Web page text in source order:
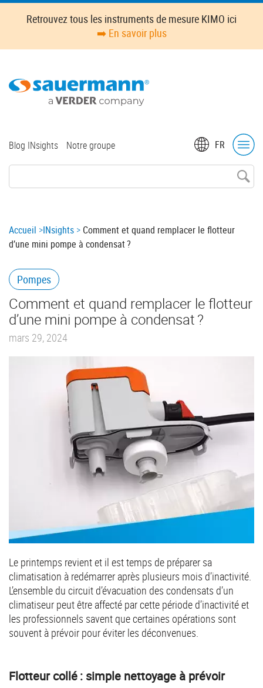
Skip
content
Retrouvez tous les instruments de mesure KIMO ici
➡️ En savoir plus
FR
Top
Blog INsights Notre groupe
Breadcrumb
Accueil INsights
Comment et quand remplacer le flotteur
d’une mini pompe à condensat ?
Pompes
Comment et quand remplacer le flotteur
d’une mini pompe à condensat ?
mars 29, 2024
Le printemps revient et il est temps de préparer sa
climatisation à redémarrer après plusieurs mois d’inactivité.
L’ensemble du circuit d’évacuation des condensats d’un
climatiseur peut être affecté par cette période d’inactivité et
les professionnels savent que certaines opérations sont
souvent à prévoir pour éviter les déconvenues.
Flotteur collé : simple nettoyage à prévoir